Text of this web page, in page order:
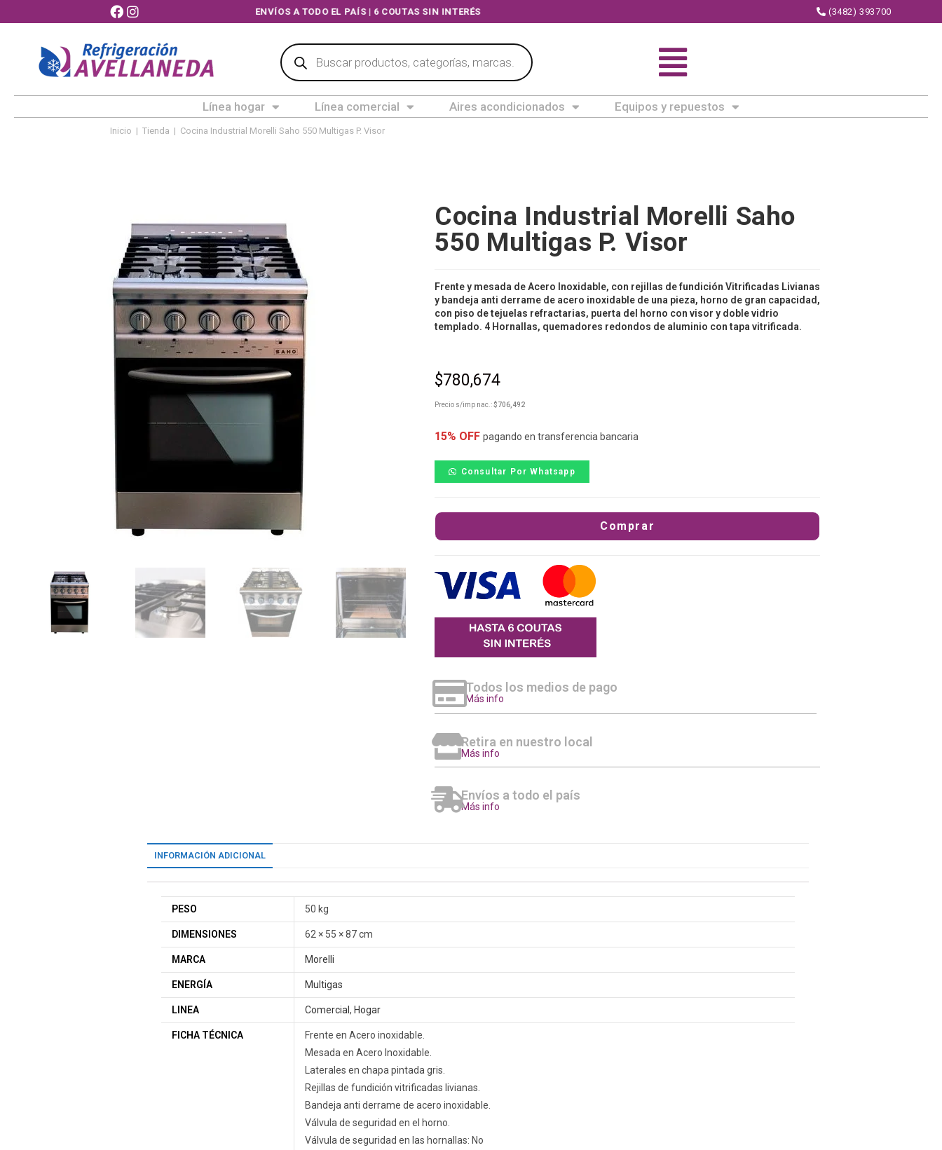
ENVÍOS A TODO EL PAÍS | 6 COUTAS SIN INTERÉS (3482) 393700
Línea hogar Línea comercial Aires acondicionados Equipos y repuestos
Inicio | Tienda | Cocina Industrial Morelli Saho 550 Multigas P. Visor
Cocina Industrial Morelli Saho
550 Multigas P. Visor
Frente y mesada de Acero Inoxidable, con rejillas de fundición Vitrificadas Livianas
y bandeja anti derrame de acero inoxidable de una pieza, horno de gran capacidad,
con piso de tejuelas refractarias, puerta del horno con visor y doble vidrio
templado. 4 Hornallas, quemadores redondos de aluminio con tapa vitrificada.
$780,674
Precio s/imp nac.:$706,492
15% OFF pagando en transferencia bancaria
Consultar Por Whatsapp
Comprar
Todos los medios de pago
Más info
Retira en nuestro local
Más info
Envíos a todo el país
Más info
INFORMACIÓN ADICIONAL
PESO 50 kg
DIMENSIONES 62 × 55 × 87 cm
MARCA Morelli
ENERGÍA Multigas
LINEA Comercial, Hogar
FICHA TÉCNICA
Frente en Acero inoxidable.
Mesada en Acero Inoxidable.
Laterales en chapa pintada gris.
Rejillas de fundición vitrificadas livianas.
Bandeja anti derrame de acero inoxidable.
Válvula de seguridad en el horno.
Válvula de seguridad en las hornallas: No